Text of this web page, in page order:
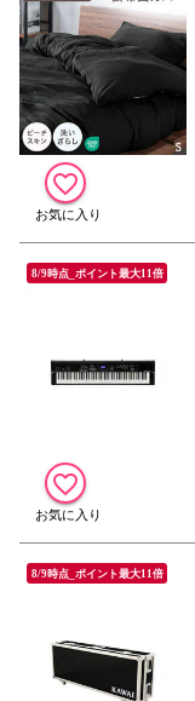
8/9時点_ポイント最大11倍
8/9時点_ポイント最大11倍